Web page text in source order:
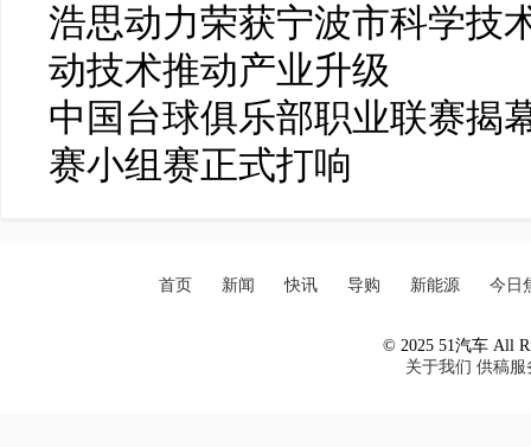
浩思动力荣获宁波市科学技
动技术推动产业升级
中国台球俱乐部职业联赛揭
赛小组赛正式打响
首页 新闻 快讯 导购 新能源 今日
© 2025 51汽车 All
关于我们 供稿服